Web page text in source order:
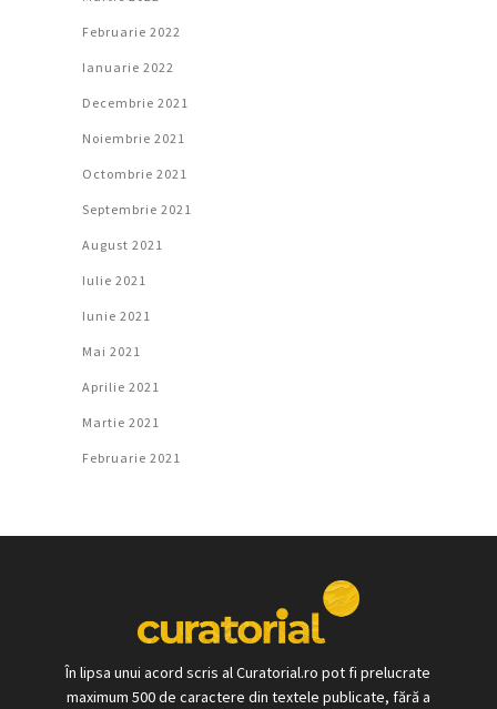
Februarie 2022
Ianuarie 2022
Decembrie 2021
Noiembrie 2021
Octombrie 2021
Septembrie 2021
August 2021
Iulie 2021
Iunie 2021
Mai 2021
Aprilie 2021
Martie 2021
Februarie 2021
În lipsa unui acord scris al Curatorial.ro pot fi prelucrate
maximum 500 de caractere din textele publicate, fără a